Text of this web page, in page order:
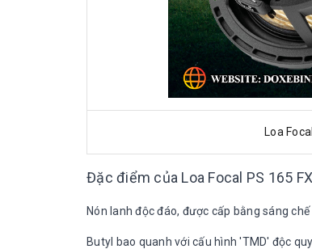
Loa
Đặc điểm của Loa Focal PS 165
Nón lanh độc đáo, được cấp bằng sáng chế
Butyl bao quanh với cấu hình 'TMD' độc